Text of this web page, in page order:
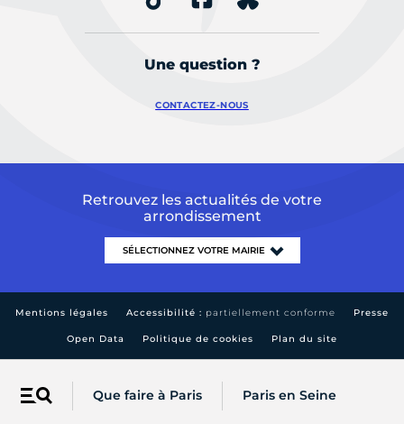
Menu Que faire à Paris Paris en Seine
Une question ?
CONTACTEZ-NOUS
Retrouvez les actualités de votre
arrondissement
Mentions légales Accessibilité : partiellement conforme Presse
Open Data Politique de cookies Plan du site